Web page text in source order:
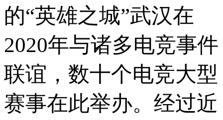
的“英雄之城”武汉在
2020年与诸多电竞事件
联谊，数十个电竞大型
赛事在此举办。经过近